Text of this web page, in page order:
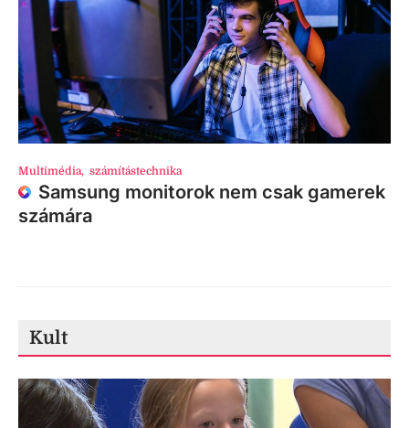
Multimédia, számítástechnika
Samsung monitorok nem csak gamerek
számára
Kult